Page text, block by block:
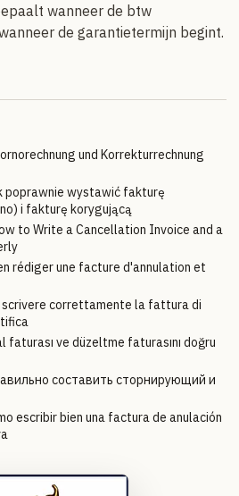
wanneer de btw
de garantietermijn begint.
und Korrekturrechnung
poprawnie wystawić fakturę
i fakturę korygującą
to Write a Cancellation Invoice and a
rédiger une facture d'annulation et
correttamente la fattura di
faturası ve düzeltme faturasını doğru
составить сторнирующий и
escribir bien una factura de anulación